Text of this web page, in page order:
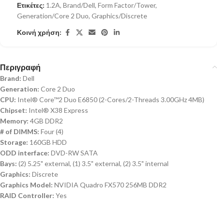
Ετικέτες: 1.2A, Brand/Dell, Form Factor/Tower,
Generation/Core 2 Duo, Graphics/Discrete
Κοινή χρήση:
Περιγραφή
Brand: Dell
Generation: Core 2 Duo
CPU: Intel® Core™2 Duo E6850 (2-Cores/2-Threads 3.00GHz 4MB)
Chipset: Intel® X38 Express
Memory: 4GB DDR2
# of DIMMS: Four (4)
Storage: 160GB HDD
ODD interface: DVD-RW SATA
Bays: (2) 5.25" external, (1) 3.5" external, (2) 3.5" internal
Graphics: Discrete
Graphics Model: NVIDIA Quadro FX570 256MB DDR2
RAID Controller: Yes